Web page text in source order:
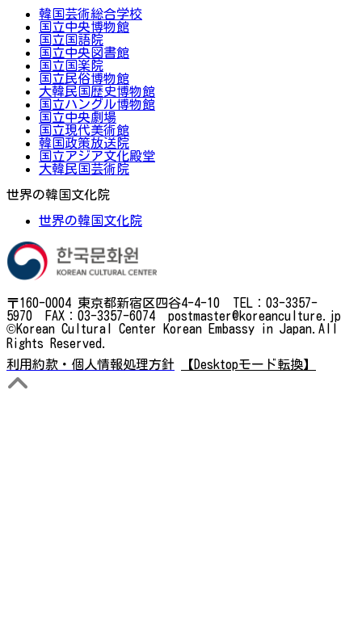
韓国芸術総合学校
国立中央博物館
国立国語院
国立中央図書館
国立国楽院
国立民俗博物館
大韓民国歴史博物館
国立ハングル博物館
国立中央劇場
国立現代美術館
韓国政策放送院
国立アジア文化殿堂
大韓民国芸術院
世界の韓国文化院
世界の韓国文化院
〒160-0004 東京都新宿区四谷4-4-10 TEL：03-3357-
5970 FAX：03-3357-6074 postmaster@koreanculture.jp
©Korean Cultural Center Korean Embassy in Japan.All
Rights Reserved.
利用約款・個人情報処理方針
【Desktopモード転換】